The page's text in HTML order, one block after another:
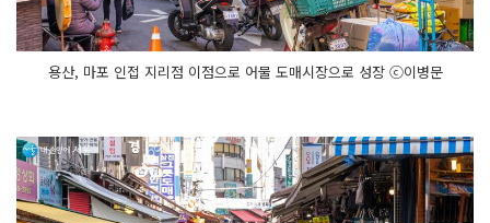
용산, 마포 인접 지리점 이점으로 어물 도매시장으로 성장 ⓒ이병문